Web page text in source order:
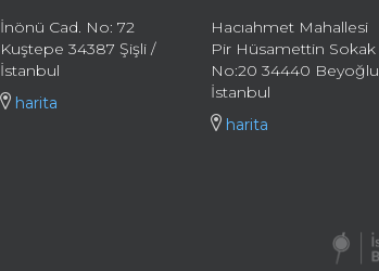
İnönü Cad. No: 72
Kuştepe 34387 Şişli /
İstanbul
harita
Hacıahmet Mahallesi
Pir Hüsamettin Sokak
No:20 34440 Beyoğlu
İstanbul
harita